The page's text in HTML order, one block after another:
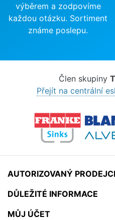
výběrem a zodpovíme
každou otázku. Sortiment
známe poslepu.
Člen skupiny
Přejít na centrální
AUTORIZOVANÝ
DŮLEŽITÉ INFORMACE
MŮJ ÚČET